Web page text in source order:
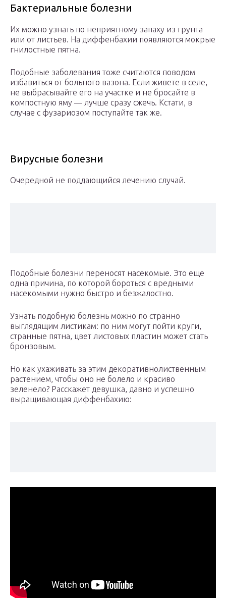
Бактериальные болезни
Их можно узнать по неприятному запаху из грунта
или от листьев. На диффенбахии появляются мокрые
гнилостные пятна.
Подобные заболевания тоже считаются поводом
избавиться от больного вазона. Если живете в селе,
не выбрасывайте его на участке и не бросайте в
компостную яму — лучше сразу сжечь. Кстати, в
случае с фузариозом поступайте так же.
Вирусные болезни
Очередной не поддающийся лечению случай.
Подобные болезни переносят насекомые. Это еще
одна причина, по которой бороться с вредными
насекомыми нужно быстро и безжалостно.
Узнать подобную болезнь можно по странно
выглядящим листикам: по ним могут пойти круги,
странные пятна, цвет листовых пластин может стать
бронзовым.
Но как ухаживать за этим декоративнолиственным
растением, чтобы оно не болело и красиво
зеленело? Расскажет девушка, давно и успешно
выращивающая диффенбахию: